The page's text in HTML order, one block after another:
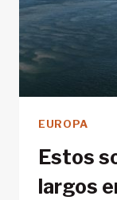
EUROPA
Estos
largos